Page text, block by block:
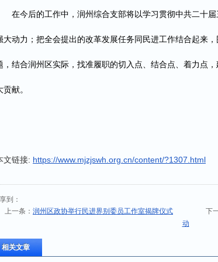
在今后的工作中，润州综合支部将以学习贯彻中共二十
大动力；把全会提出的改革发展任务同民进工作结合起来
，结合润州区实际，找准履职的切入点、结合点、着力点
贡献。
文链接: https://www.mjzjswh.org.cn/content/?1307.html
到：
上一条： 润州区政协举行民进界别委员工作室揭牌仪式 下
动
相关文章